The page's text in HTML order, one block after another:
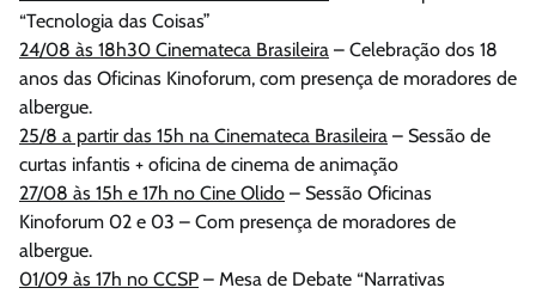
“Tecnologia das Coisas”
24/08 às 18h30 Cinemateca Brasileira – Celebração dos 18
anos das Oficinas Kinoforum, com presença de moradores de
albergue.
25/8 a partir das 15h na Cinemateca Brasileira – Sessão de
curtas infantis + oficina de cinema de animação
27/08 às 15h e 17h no Cine Olido – Sessão Oficinas
Kinoforum 02 e 03 – Com presença de moradores de
albergue.
01/09 às 17h no CCSP – Mesa de Debate “Narrativas